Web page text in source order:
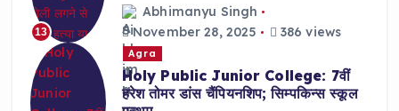
13
Abhimanyu Singh
November 28, 2025
386 views
Agra
Holy Public Junior College: 7वीं
हरेश तोमर डांस चैंपियनशिप; सिम्पकिन्स स्कूल